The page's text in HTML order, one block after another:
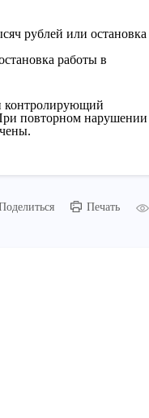
рублей или остановка
работы в
контролирующий
повторном нарушении
Печать